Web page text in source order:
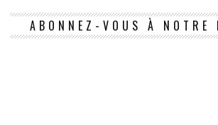
ABONNEZ-VOUS À NOTRE